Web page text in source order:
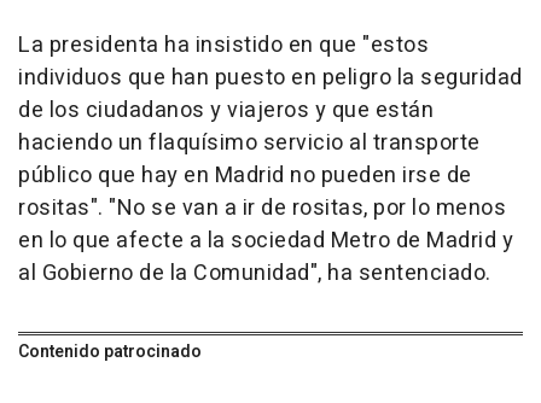
La presidenta ha insistido en que "estos
individuos que han puesto en peligro la seguridad
de los ciudadanos y viajeros y que están
haciendo un flaquísimo servicio al transporte
público que hay en Madrid no pueden irse de
rositas". "No se van a ir de rositas, por lo menos
en lo que afecte a la sociedad Metro de Madrid y
al Gobierno de la Comunidad", ha sentenciado.
Contenido patrocinado